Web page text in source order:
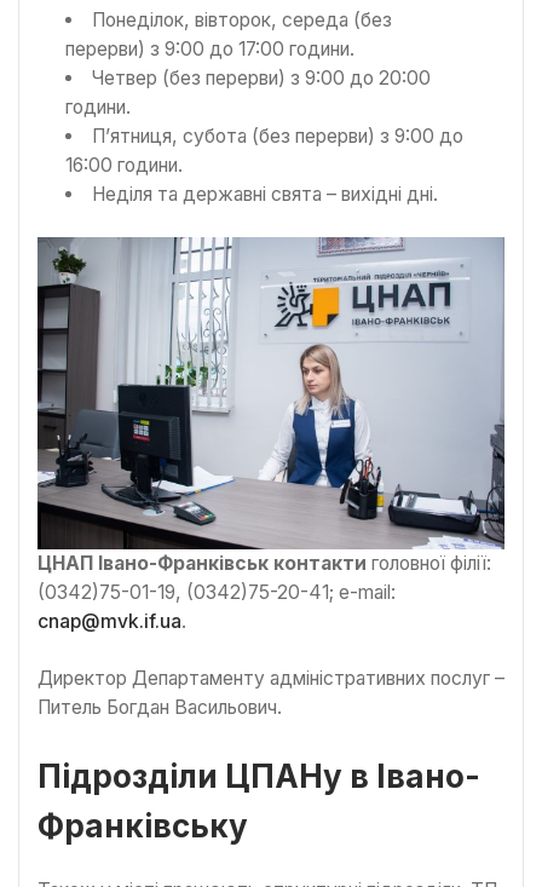
Понеділок, вівторок, середа (без
перерви) з 9:00 до 17:00 години.
Четвер (без перерви) з 9:00 до 20:00
години.
П’ятниця, субота (без перерви) з 9:00 до
16:00 години.
Неділя та державні свята – вихідні дні.
ЦНАП Івано-Франківськ контакти головної філії:
(0342)75-01-19, (0342)75-20-41; e-mail:
cnap@mvk.if.ua.
Директор Департаменту адміністративних послуг –
Питель Богдан Васильович.
Підрозділи ЦПАНу в Івано-
Франківську